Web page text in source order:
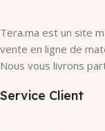
Tera.ma est un site
vente en ligne de
Nous vous livrons
Service Client